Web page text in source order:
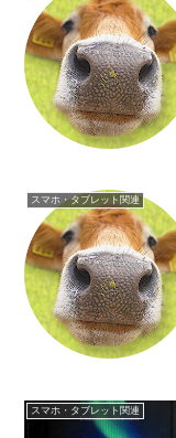
スマホ・タブレット関連
スマホ・タブレット関連